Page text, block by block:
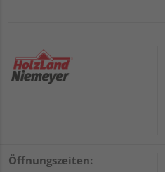
Öffnungszeiten: